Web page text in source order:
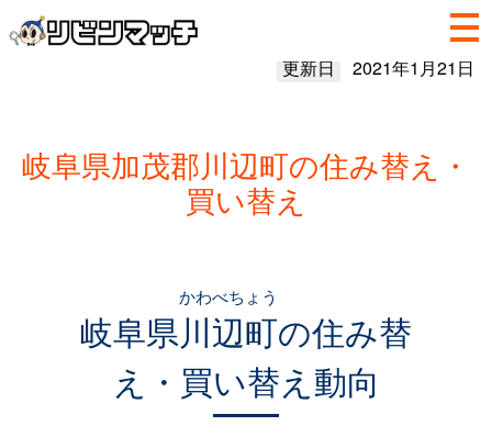
更新日 2021年1月21日
岐阜県加茂郡川辺町の住み替え・
買い替え
岐阜県川辺町
かわべちょう
の住み替
え・買い替え動向